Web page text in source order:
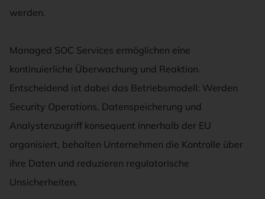
werden.
Managed SOC Services ermöglichen eine
kontinuierliche Überwachung und Reaktion.
Entscheidend ist dabei das Betriebsmodell: Werden
Security Operations, Datenspeicherung und
Analystenzugriff konsequent innerhalb der EU
organisiert, behalten Unternehmen die Kontrolle über
ihre Daten und reduzieren regulatorische
Unsicherheiten.